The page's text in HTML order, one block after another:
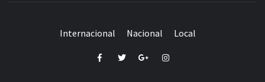
Internacional Nacional Local
FacebookTwitterGoogle+Instagram